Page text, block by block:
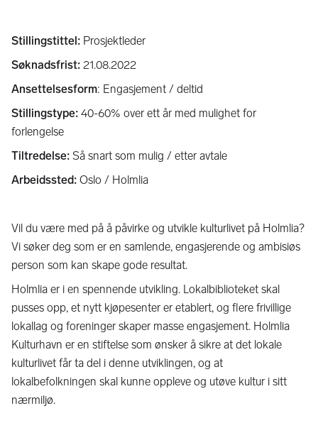
Stillingstittel: Prosjektleder
Søknadsfrist: 21.08.2022
Ansettelsesform: Engasjement / deltid
Stillingstype: 40-60% over ett år med mulighet for
forlengelse
Tiltredelse: Så snart som mulig / etter avtale
Arbeidssted: Oslo / Holmlia
Vil du være med på å påvirke og utvikle kulturlivet på Holmlia?
Vi søker deg som er en samlende, engasjerende og ambisiøs
person som kan skape gode resultat.
Holmlia er i en spennende utvikling. Lokalbiblioteket skal
pusses opp, et nytt kjøpesenter er etablert, og flere frivillige
lokallag og foreninger skaper masse engasjement. Holmlia
Kulturhavn er en stiftelse som ønsker å sikre at det lokale
kulturlivet får ta del i denne utviklingen, og at
lokalbefolkningen skal kunne oppleve og utøve kultur i sitt
nærmiljø.